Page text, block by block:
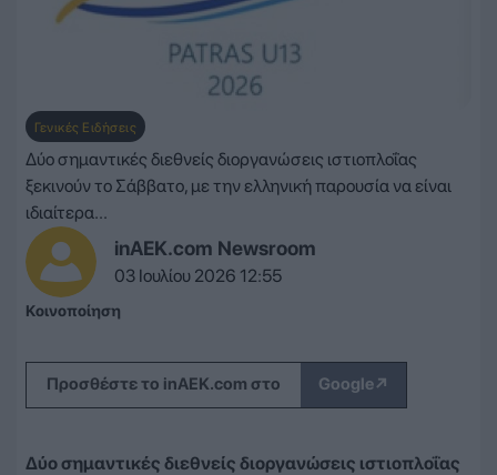
Γενικές Ειδήσεις
inAEK.com Newsroom
03 Ιουλίου 2026 12:55
Δύο σημαντικές διεθνείς διοργανώσεις ιστιοπλοΐας
ξεκινούν το Σάββατο, με την ελληνική παρουσία να είναι
ιδιαίτερα...
Κοινοποίηση
Προσθέστε το inAEK.com στο Google↗
Δύο σημαντικές διεθνείς διοργανώσεις ιστιοπλοΐας